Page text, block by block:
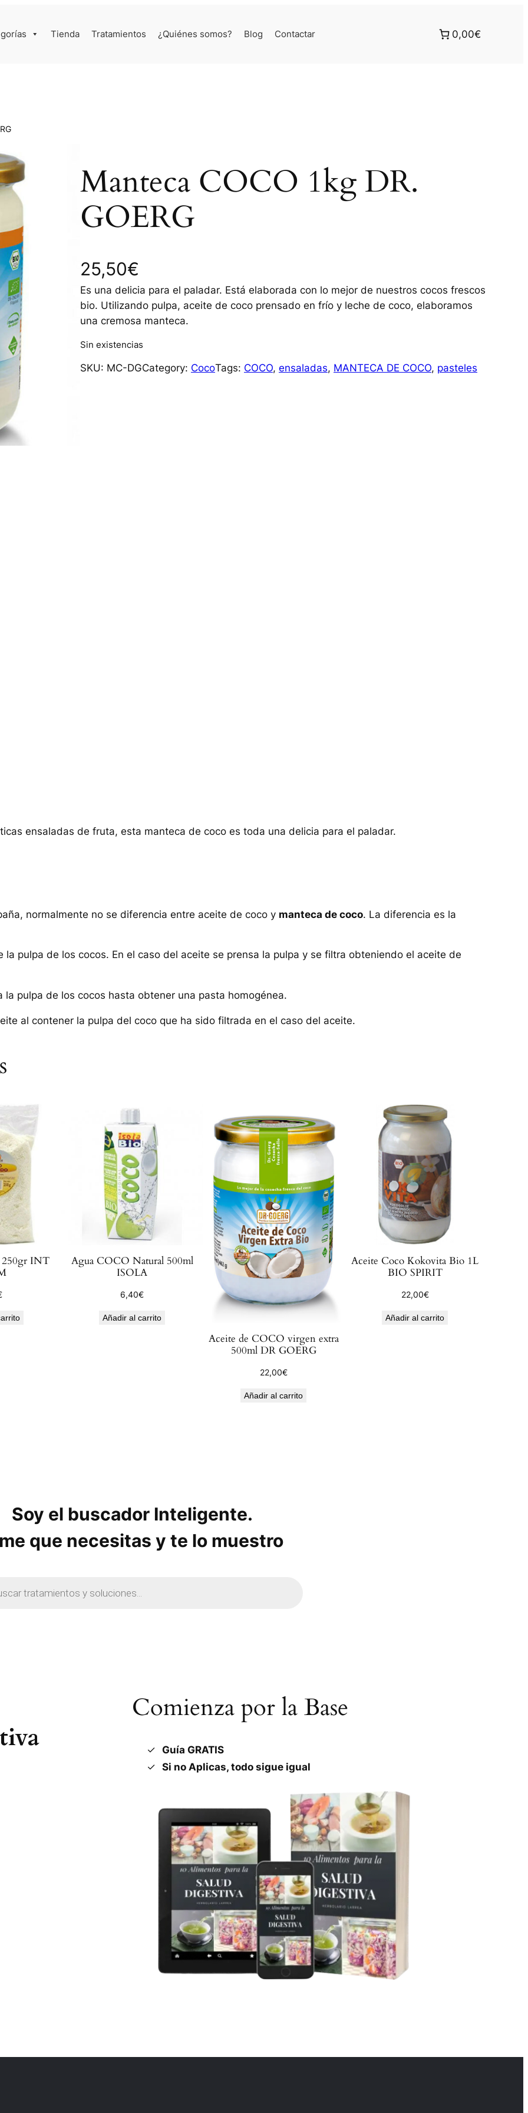
Tienda Tratamientos ¿Quiénes somos? Blog Contactar 0,00€
Manteca COCO 1kg DR.
GOERG
25,50€
Es una delicia para el paladar. Está elaborada con lo mejor de nuestros cocos frescos
bio. Utilizando pulpa, aceite de coco prensado en frío y leche de coco, elaboramos
una cremosa manteca.
Sin existencias
SKU: MC-DGCategory: CocoTags: COCO, ensaladas, MANTECA DE COCO, pasteles
ensaladas de fruta, esta manteca de coco es toda una delicia para el paladar.
normalmente no se diferencia entre aceite de coco y manteca de coco. La diferencia es la
pulpa de los cocos. En el caso del aceite se prensa la pulpa y se filtra obteniendo el aceite de
pulpa de los cocos hasta obtener una pasta homogénea.
al contener la pulpa del coco que ha sido filtrada en el caso del aceite.
250gr INT
Agua COCO Natural 500ml
ISOLA
6,40€
Añadir al carrito
Aceite de COCO virgen extra
500ml DR GOERG
22,00€
Añadir al carrito
Aceite Coco Kokovita Bio 1L
BIO SPIRIT
22,00€
Añadir al carrito
Soy el buscador Inteligente.
que necesitas y te lo muestro
Comienza por la Base
Guía GRATIS
Si no Aplicas, todo sigue igual